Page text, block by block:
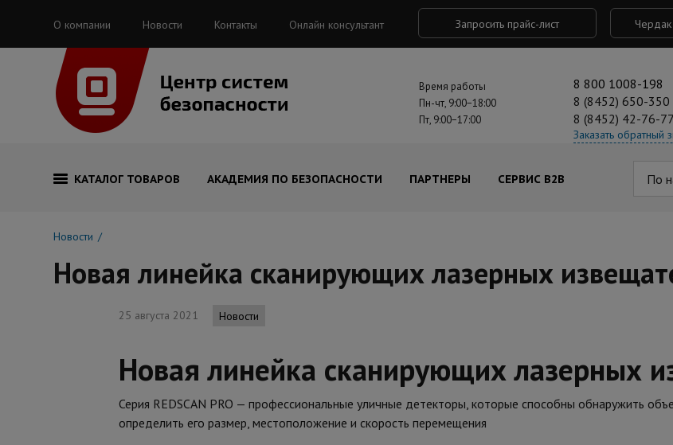
О компании Новости Контакты Онлайн консультант Запросить прайс-лист Чердак
Время работы
Пн-чт, 9:00−18:00
Пт, 9:00−17:00
8 800 1008-198
8 (8452) 650-350
8 (8452) 42-76-77
Заказать обратный
КАТАЛОГ ТОВАРОВ АКАДЕМИЯ ПО БЕЗОПАСНОСТИ ПАРТНЕРЫ СЕРВИС B2B По
Новости
Новая линейка сканирующих лазерных
25 августа 2021 Новости
Новая линейка сканирующих лазерных
Серия REDSCAN PRO — профессиональные уличные детекторы, которые способны обнаружить
определить его размер, местоположение и скорость перемещения